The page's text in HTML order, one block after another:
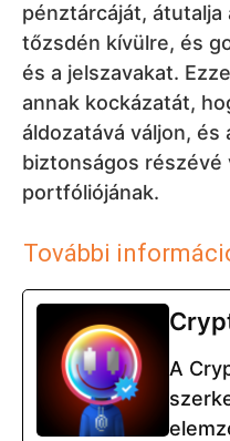
pénztárcáját,
tőzsdén kívülre, és
és a jelszavakat.
annak kockázatát,
áldozatává váljon, és
biztonságos
portfóliójának.
További
A